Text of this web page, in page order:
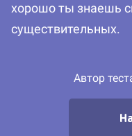
хорошо ты знаешь
существительных.
Автор